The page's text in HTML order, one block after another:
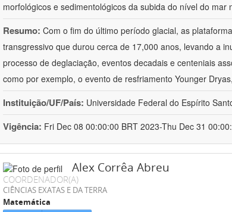
morfológicos e sedimentológicos da subida do nível do mar
Resumo: Com o fim do último período glacial, as
transgressivo que durou cerca de 17,000 anos, levando a
processo de deglaciação, eventos decadais e centeniais
como por exemplo, o evento de resfriamento Younger
Instituição/UF/País: Universidade Federal do Espírito
Vigência: Fri Dec 08 00:00:00 BRT 2023-Thu Dec 31
Alex Corrêa Abreu
COORDENADOR(A)
CIÊNCIAS EXATAS E DA TERRA
Matemática